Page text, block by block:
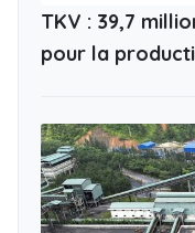
TKV : 39,7
pour la